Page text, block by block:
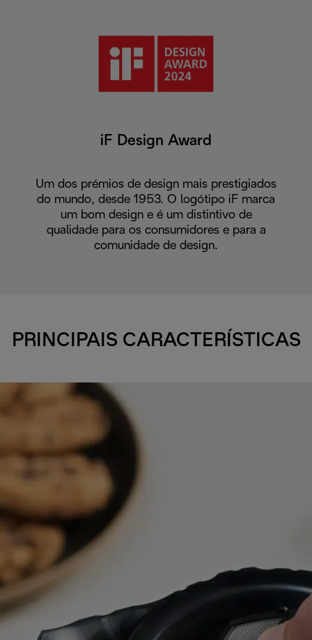
iF Design Award
Um dos prémios de design mais prestigiados
do mundo, desde 1953. O logótipo iF marca
um bom design e é um distintivo de
qualidade para os consumidores e para a
comunidade de design.
PRINCIPAIS CARACTERÍSTICAS